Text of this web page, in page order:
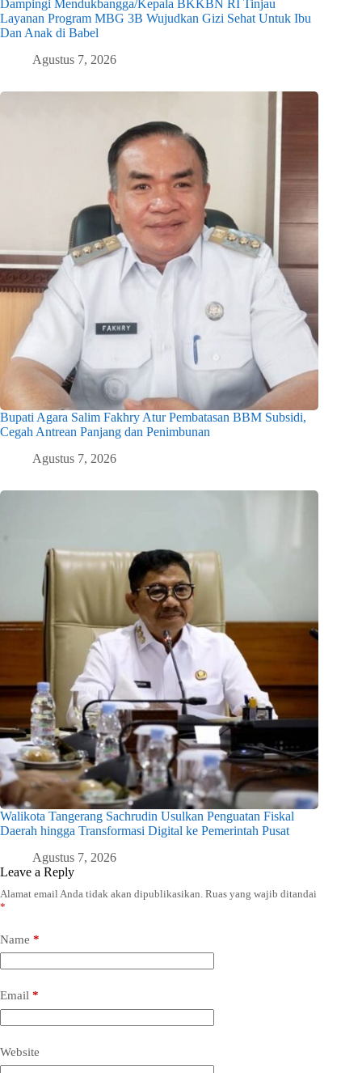
Dampingi Mendukbangga/Kepala BKKBN RI Tinjau
Layanan Program MBG 3B Wujudkan Gizi Sehat Untuk Ibu
Dan Anak di Babel
Agustus 7, 2026
Bupati Agara Salim Fakhry Atur Pembatasan BBM Subsidi,
Cegah Antrean Panjang dan Penimbunan
Agustus 7, 2026
Walikota Tangerang Sachrudin Usulkan Penguatan Fiskal
Daerah hingga Transformasi Digital ke Pemerintah Pusat
Agustus 7, 2026
Leave a Reply
Alamat email Anda tidak akan dipublikasikan. Ruas yang wajib ditandai
*
Name *
Email *
Website